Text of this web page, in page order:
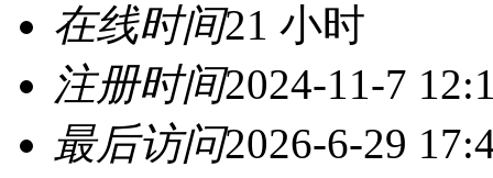
在线时间21 小时
注册时间2024-11-7
最后访问2026-6-29